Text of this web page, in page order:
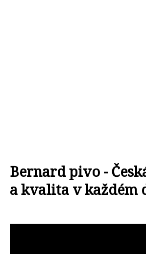
Bernard pivo -
a kvalita v každém